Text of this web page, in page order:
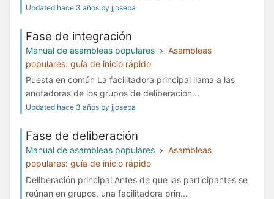
Updated hace 3 años by jjoseba
Fase de integración
Manual de asambleas populares
Asambleas
populares: guía de inicio rápido
Puesta en común La facilitadora principal llama a las
anotadoras de los grupos de deliberación...
Updated hace 3 años by jjoseba
Fase de deliberación
Manual de asambleas populares
Asambleas
populares: guía de inicio rápido
Deliberación principal Antes de que las participantes se
reúnan en grupos, una facilitadora prin...